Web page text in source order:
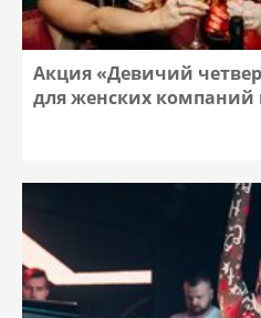
Акция «Девичий
для женских компаний